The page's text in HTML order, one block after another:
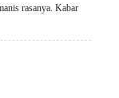
rasanya. Kabar